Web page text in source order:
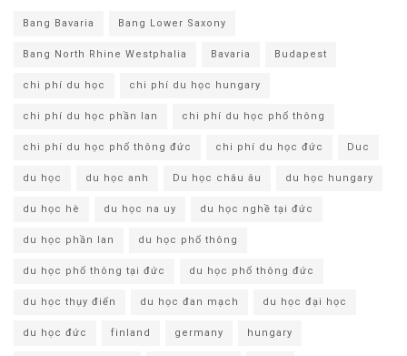
Bang Bavaria Bang Lower Saxony
Bang North Rhine Westphalia Bavaria Budapest
chi phí du học chi phí du học hungary
chi phí du học phần lan chi phí du học phổ thông
chi phí du học phổ thông đức chi phí du học đức Duc
du học du học anh Du học châu âu du học hungary
du học hè du học na uy du học nghề tại đức
du học phần lan du học phổ thông
du học phổ thông tại đức du học phổ thông đức
du học thụy điển du học đan mạch du học đại học
du học đức finland germany hungary